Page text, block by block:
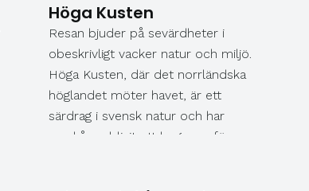
Höga Kusten
Resan bjuder på sevärdheter i
obeskrivligt vacker natur och miljö.
Höga Kusten, där det norrländska
höglandet möter havet, är ett
särdrag i svensk natur och har
med åren blivit ett begrepp för